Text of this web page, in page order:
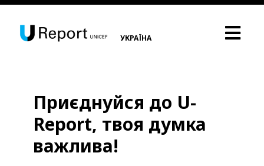
УКРАЇНА
Приєднуйся до U-
Report, твоя думка
важлива!